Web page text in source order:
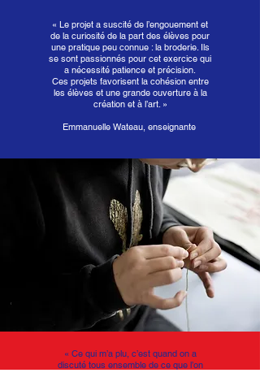
« Le projet a suscité de l’engouement et
de la curiosité de la part des élèves pour
une pratique peu connue : la broderie. Ils
se sont passionnés pour cet exercice qui
a nécessité patience et précision.
Ces projets favorisent la cohésion entre
les élèves et une grande ouverture à la
création et à l’art. »
Emmanuelle Wateau, enseignante
« Ce qui m’a plu, c’est quand on a
discuté tous ensemble de ce que l’on